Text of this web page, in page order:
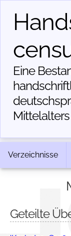
Eine
Mittelalters
Verzeichnisse
Geteilte